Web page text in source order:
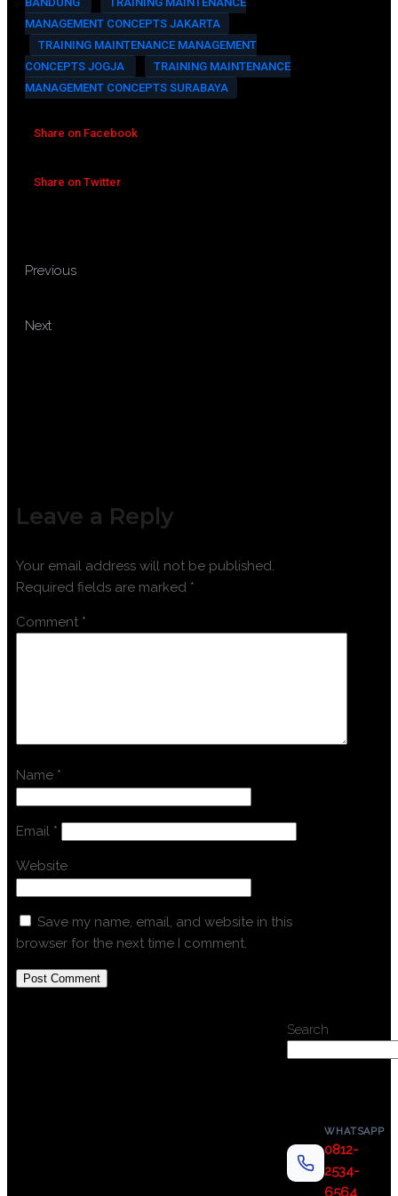
MANAGEMENT CONCEPTS JAKARTA
TRAINING MAINTENANCE MANAGEMENT
CONCEPTS JOGJA
TRAINING MAINTENANCE
MANAGEMENT CONCEPTS SURABAYA
Share on Facebook
Share on Twitter
Previous
Next
Leave a Reply
Your email address will not be published.
Required fields are marked *
Comment *
Name *
Email *
Website
Save my name, email, and website in this
browser for the next time I comment.
Search
WHATSAPP
0812-
2534-
6564